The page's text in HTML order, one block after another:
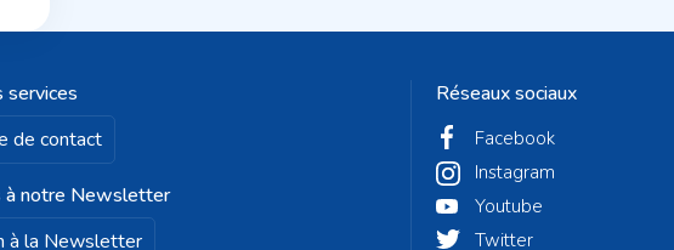
services
de contact
à notre Newsletter
à la Newsletter
Réseaux sociaux
Facebook
Instagram
Youtube
Twitter